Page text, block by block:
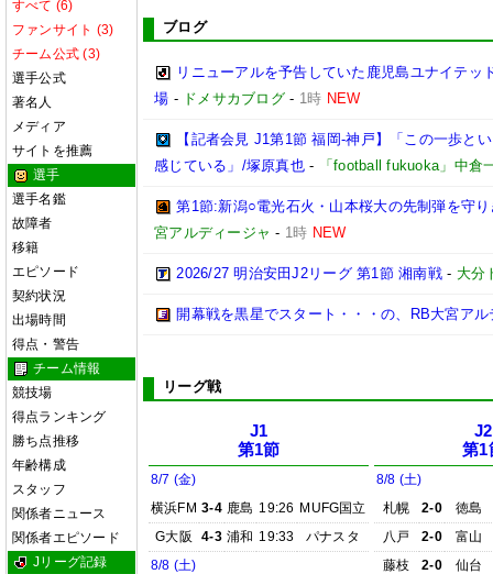
すべて (6)
ファンサイト (3)
チーム公式 (3)
選手公式
著名人
メディア
サイトを推薦
選手
選手名鑑
故障者
移籍
エピソード
契約状況
出場時間
得点・警告
チーム情報
競技場
得点ランキング
勝ち点推移
年齢構成
スタッフ
関係者ニュース
関係者エピソード
Jリーグ記録
ブログ
リニューアルを予告していた鹿児島ユナイテッ
場 - ドメサカブログ- 1時 NEW
【記者会見 J1第1節 福岡-神戸】「この一歩と
感じている」/塚原真也- 「football fukuoka」中倉
第1節:新潟○電光石火・山本桜大の先制弾を守
宮アルディージャ - 1時 NEW
2026/27 明治安田J2リーグ 第1節 湘南戦- 大分
開幕戦を黒星でスタート・・・の、RB大宮ア
リーグ戦
J1
第1節
8/7 (金)
横浜FM 3-4 鹿島 19:26 MUFG国立
G大阪
4-3 浦和 19:33
パナスタ
8/8 (土)
J2
第1
8/8 (土)
札幌
2-0
徳島
八戸
2-0
富山
藤枝
2-0
仙台